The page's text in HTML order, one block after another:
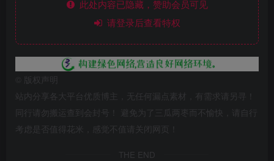
此处内容已隐藏，赞助会员可见
请登录后查看特权
版权声明
站内分享各大平台优质博主，无任何漏点素材，有需求请另寻！
同行请勿搬运查到会封号！ 避免为了三瓜两枣而不愉快，请自行
考虑是否值得花米，感觉不值请关闭网页！
THE END